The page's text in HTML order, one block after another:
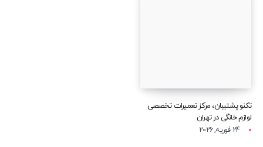
تکنو پشتیبان، مرکز تعمیرات تخصصی
لوازم خانگی در تهران
24 فوریه, 2026